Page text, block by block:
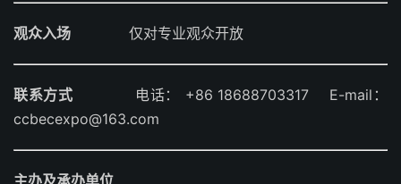
观众入场 仅对专业观众开放
联系方式
电话： +86 18688703317 E-mail：
ccbecexpo@163.com
主办及承办单位